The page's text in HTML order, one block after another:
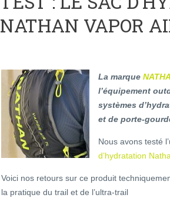
NATHAN VAPOR
La marque
l’équipement
systèmes
et de porte-
Nous avons testé
d’hydratation
Voici nos retours sur ce produit
la pratique du trail et de l’ultra-trail